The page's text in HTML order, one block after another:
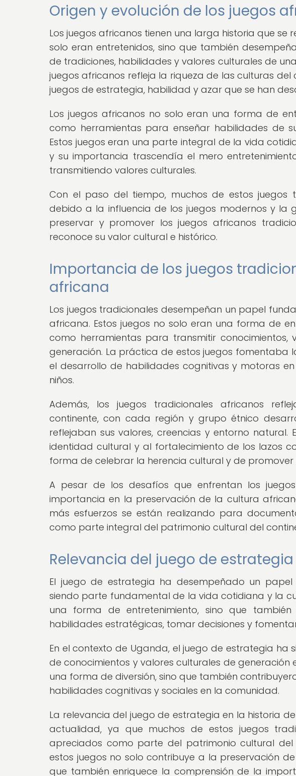
Origen y evolución de los juegos
Los juegos africanos tienen una larga historia que se
solo eran entretenidos, sino que también
de tradiciones, habilidades y valores culturales de
juegos africanos refleja la riqueza de las culturas
juegos de estrategia, habilidad y azar que se han
Los juegos africanos no solo eran una forma de
como herramientas para enseñar habilidades de
Estos juegos eran una parte integral de la vida
y su importancia trascendía el mero
transmitiendo valores culturales.
Con el paso del tiempo, muchos de estos juegos
debido a la influencia de los juegos modernos y la
preservar y promover los juegos africanos
reconoce su valor cultural e histórico.
Importancia de los juegos
africana
Los juegos tradicionales desempeñan un papel
africana. Estos juegos no solo eran una forma de
como herramientas para transmitir conocimientos,
generación. La práctica de estos juegos fomentaba
el desarrollo de habilidades cognitivas y motoras
niños.
Además, los juegos tradicionales africanos
continente, con cada región y grupo étnico
reflejaban sus valores, creencias y entorno
identidad cultural y al fortalecimiento de los lazos
forma de celebrar la herencia cultural y de promover
A pesar de los desafíos que enfrentan los
importancia en la preservación de la cultura
más esfuerzos se están realizando para
como parte integral del patrimonio cultural del
Relevancia del juego de
El juego de estrategia ha desempeñado un
siendo parte fundamental de la vida cotidiana y la
una forma de entretenimiento, sino que
habilidades estratégicas, tomar decisiones y
En el contexto de Uganda, el juego de estrategia
de conocimientos y valores culturales de generación
una forma de diversión, sino que también
habilidades cognitivas y sociales en la comunidad.
La relevancia del juego de estrategia en la historia
actualidad, ya que muchos de estos juegos
apreciados como parte del patrimonio cultural
estos juegos no solo contribuye a la preservación
que también enriquece la comprensión de la